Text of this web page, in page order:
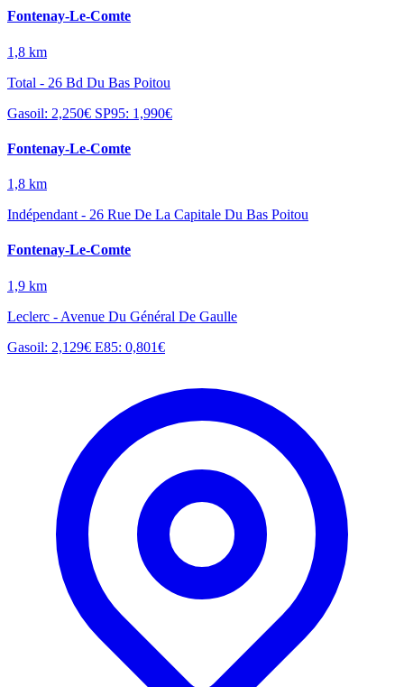
Fontenay-Le-Comte
1,8 km
Total - 26 Bd Du Bas Poitou
Gasoil: 2,250€ SP95: 1,990€
Fontenay-Le-Comte
1,8 km
Indépendant - 26 Rue De La Capitale Du Bas Poitou
Fontenay-Le-Comte
1,9 km
Leclerc - Avenue Du Général De Gaulle
Gasoil: 2,129€ E85: 0,801€